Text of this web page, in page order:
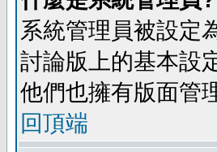
系統管理員被設定
討論版上的基本設
他們也擁有版面管
回頂端